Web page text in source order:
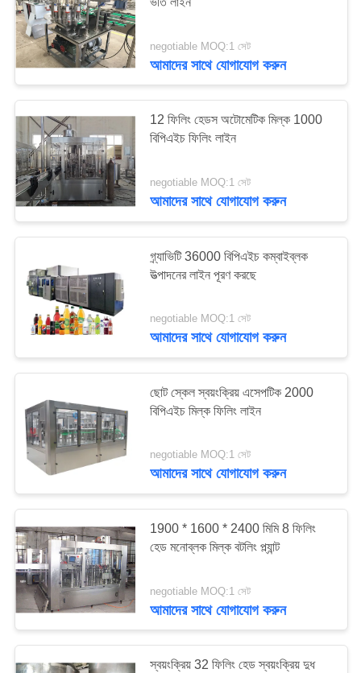
ইউএইচটি দুধ উত্পাদন লাইন
দুধের বোতলজাতকরণ সরঞ্জাম
দুধের বোতলজাতকরণ প্ল্যান্ট
মনোব্লক তরল ভর্তি মেশিন
negotiable MOQ:1 সেট
আমাদের সাথে যোগাযোগ করুন
12 ফিলিং হেডস অটোমেটিক মিল্ক 1000
বিপিএইচ ফিলিং লাইন
negotiable MOQ:1 সেট
আমাদের সাথে যোগাযোগ করুন
গ্র্যাভিটি 36000 বিপিএইচ কম্বাইব্লক
উত্পাদনের লাইন পূরণ করছে
negotiable MOQ:1 সেট
আমাদের সাথে যোগাযোগ করুন
ছোট স্কেল স্বয়ংক্রিয় এসেপটিক 2000
বিপিএইচ মিল্ক ফিলিং লাইন
negotiable MOQ:1 সেট
আমাদের সাথে যোগাযোগ করুন
1900 * 1600 * 2400 মিমি 8 ফিলিং
হেড মনোব্লক মিল্ক বটলিং প্ল্যান্ট
negotiable MOQ:1 সেট
আমাদের সাথে যোগাযোগ করুন
স্বয়ংক্রিয় 32 ফিলিং হেড স্বয়ংক্রিয় দুধ